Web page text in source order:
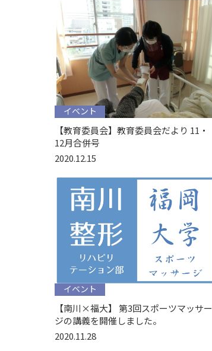
イベント
【教育委員会】教育委員会だより 11・
12月合併号
2020.12.15
イベント
【南川×福大】 第3回スポーツマッサー
ジの講義を開催しました。
2020.11.28